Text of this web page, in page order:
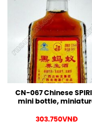
CN-067 Chinese
mini bottle,
303.750VNĐ